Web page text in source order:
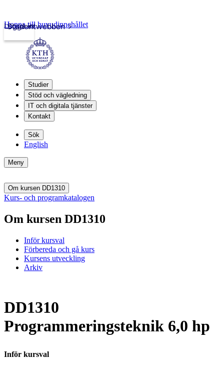
Studentwebben
Logga in
Hoppa till huvudinnehållet
Studier
Stöd och vägledning
IT och digitala tjänster
Kontakt
Sök
English
Meny
Om kursen DD1310
Kurs- och programkatalogen
Om kursen DD1310
Inför kursval
Förbereda och gå kurs
Kursens utveckling
Arkiv
DD1310
Programmeringsteknik 6,0 hp
Inför kursval